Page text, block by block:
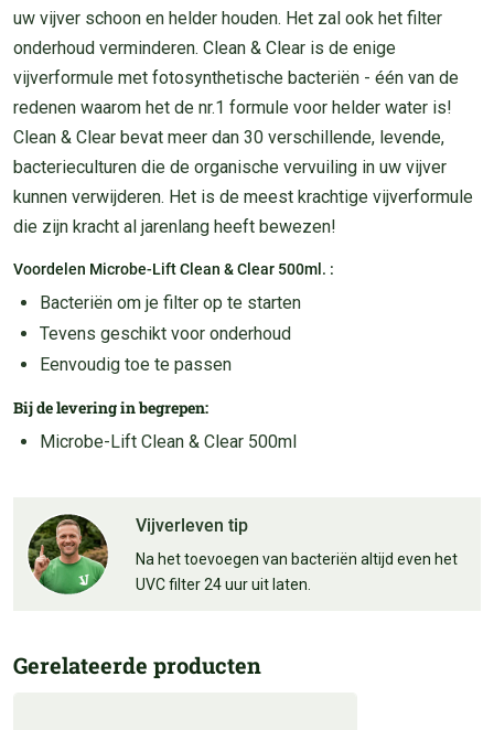
uw vijver schoon en helder houden. Het zal ook het filter
onderhoud verminderen. Clean & Clear is de enige
vijverformule met fotosynthetische bacteriën - één van de
redenen waarom het de nr.1 formule voor helder water is!
Clean & Clear bevat meer dan 30 verschillende, levende,
bacterieculturen die de organische vervuiling in uw vijver
kunnen verwijderen. Het is de meest krachtige vijverformule
die zijn kracht al jarenlang heeft bewezen!
Voordelen Microbe-Lift Clean & Clear 500ml. :
Bacteriën om je filter op te starten
Tevens geschikt voor onderhoud
Eenvoudig toe te passen
Bij de levering in begrepen:
Microbe-Lift Clean & Clear 500ml
Vijverleven tip
Na het toevoegen van bacteriën altijd even het
UVC filter 24 uur uit laten.
Gerelateerde producten